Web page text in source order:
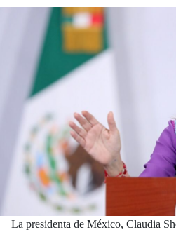
La presidenta de México, Claudia